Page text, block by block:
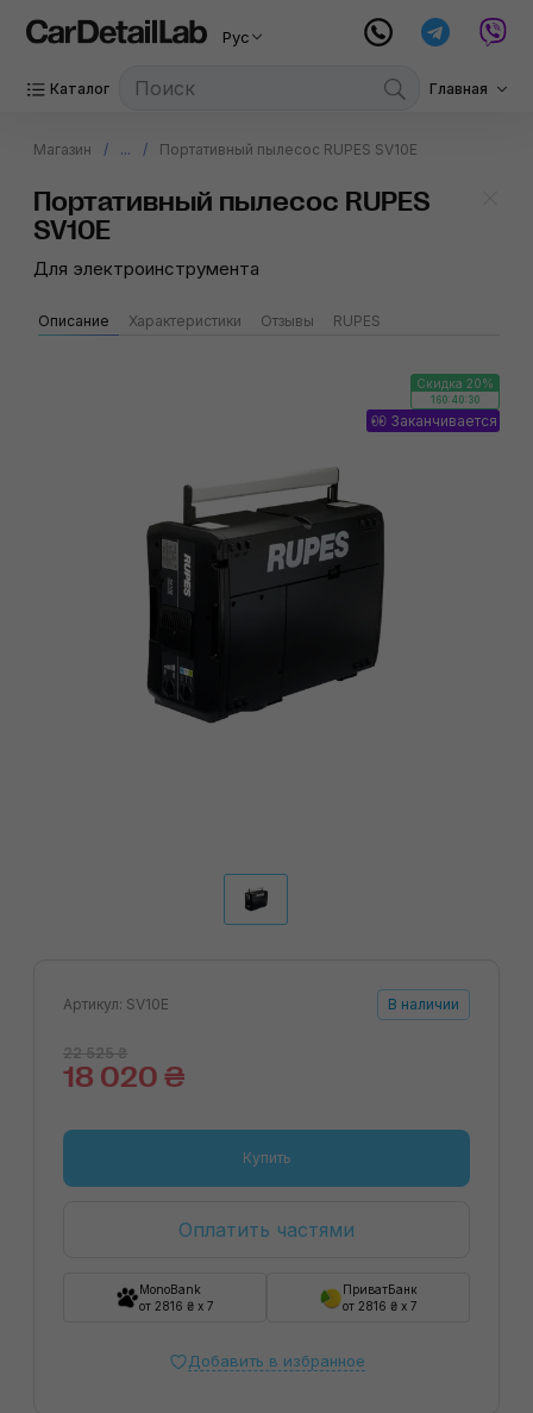
Рус
Каталог Главная
Магазин ... Портативный пылесос RUPES SV10E
Портативный пылесос RUPES
SV10E
Для электроинструмента
Описание Характеристики Отзывы RUPES
Скидка 20%
160:40:30
Заканчивается
Артикул: SV10E В наличии
22 525 ₴
18 020 ₴
Купить
Оплатить частями
MonoBank
от 2816 ₴ x 7
ПриватБанк
от 2816 ₴ x 7
Добавить в избранное